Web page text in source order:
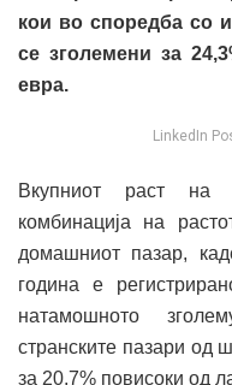
кои во споредба со
се зголемени за
евра.
LinkedIn
Вкупниот раст на
комбинација на
домашниот пазар,
година е
натамошното
странските пазари од
за 20,7% повисоки од